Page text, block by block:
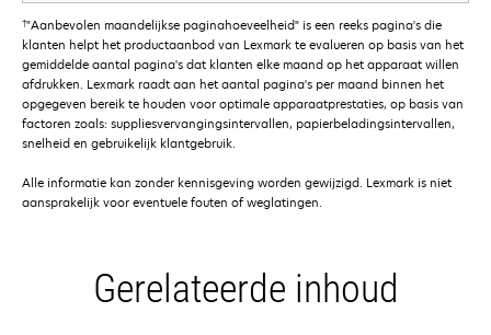
†"Aanbevolen maandelijkse paginahoeveelheid" is een reeks pagina's die
klanten helpt het productaanbod van Lexmark te evalueren op basis van het
gemiddelde aantal pagina's dat klanten elke maand op het apparaat willen
afdrukken. Lexmark raadt aan het aantal pagina's per maand binnen het
opgegeven bereik te houden voor optimale apparaatprestaties, op basis van
factoren zoals: suppliesvervangingsintervallen, papierbeladingsintervallen,
snelheid en gebruikelijk klantgebruik.
Alle informatie kan zonder kennisgeving worden gewijzigd. Lexmark is niet
aansprakelijk voor eventuele fouten of weglatingen.
Gerelateerde inhoud